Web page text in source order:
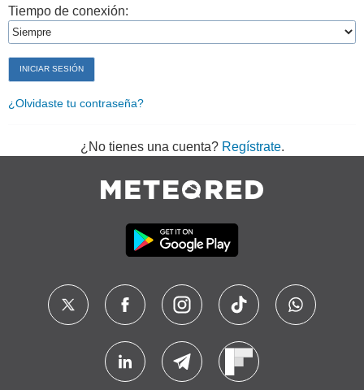
Tiempo de conexión:
¿Olvidaste tu contraseña?
¿No tienes una cuenta? Regístrate.